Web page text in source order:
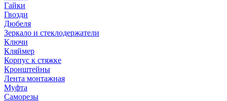
Гайки
Гвозди
Дюбеля
Зеркало и стеклодержатели
Ключи
Кляймер
Корпус к стяжке
Кронштейны
Лента монтажная
Муфта
Саморезы